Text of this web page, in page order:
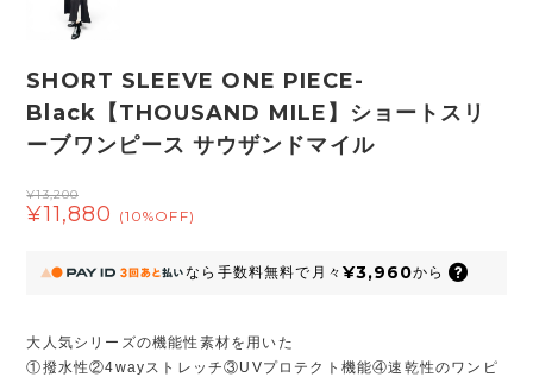
SHORT SLEEVE ONE PIECE-
Black【THOUSAND MILE】ショートスリ
ーブワンピース サウザンドマイル
¥13,200
¥11,880 (10%OFF)
なら 手数料無料で 月々 ¥3,960から
大人気シリーズの機能性素材を用いた
①撥水性②4wayストレッチ③UVプロテクト機能④速乾性のワンピ